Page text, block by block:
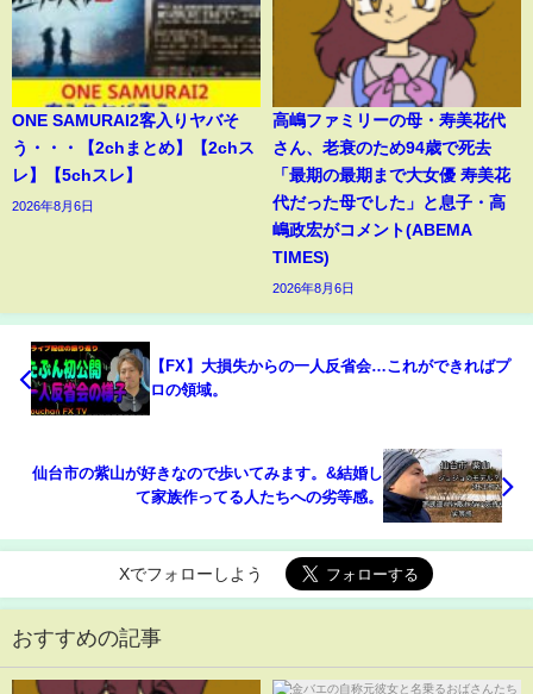
ONE SAMURAI2客入りヤバそ
う・・・【2chまとめ】【2chス
レ】【5chスレ】
2026年8月6日
高嶋ファミリーの母・寿美花代
さん、老衰のため94歳で死去
「最期の最期まで大女優 寿美花
代だった母でした」と息子・高
嶋政宏がコメント(ABEMA
TIMES)
2026年8月6日
【FX】大損失からの一人反省会…これができればプ
ロの領域。
仙台市の紫山が好きなので歩いてみます。&結婚し
て家族作ってる人たちへの劣等感。
Xでフォローしよう
おすすめの記事